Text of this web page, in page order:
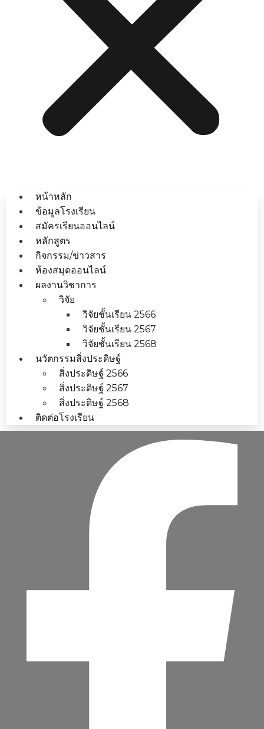
หน้าหลัก
ข้อมูลโรงเรียน
สมัครเรียนออนไลน์
หลักสูตร
กิจกรรม/ข่าวสาร
ห้องสมุดออนไลน์
ผลงานวิชาการ
วิจัย
วิจัยชั้นเรียน 2566
วิจัยชั้นเรียน 2567
วิจัยชั้นเรียน 2568
นวัตกรรมสิ่งประดิษฐ์
สิ่งประดิษฐ์ 2566
สิ่งประดิษฐ์ 2567
สิ่งประดิษฐ์ 2568
ติดต่อโรงเรียน